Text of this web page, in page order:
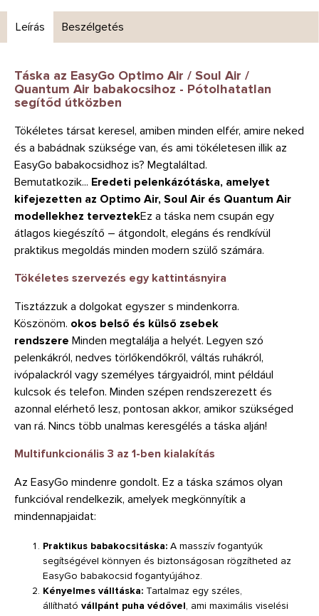
Leírás Beszélgetés
Táska az EasyGo Optimo Air / Soul Air /
Quantum Air babakocsihoz - Pótolhatatlan
segítőd útközben
Tökéletes társat keresel, amiben minden elfér, amire neked
és a babádnak szüksége van, és ami tökéletesen illik az
EasyGo babakocsidhoz is? Megtaláltad.
Bemutatkozik... Eredeti pelenkázótáska, amelyet
kifejezetten az Optimo Air, Soul Air és Quantum Air
modellekhez terveztekEz a táska nem csupán egy
átlagos kiegészítő – átgondolt, elegáns és rendkívül
praktikus megoldás minden modern szülő számára.
Tökéletes szervezés egy kattintásnyira
Tisztázzuk a dolgokat egyszer s mindenkorra.
Köszönöm. okos belső és külső zsebek
rendszere Minden megtalálja a helyét. Legyen szó
pelenkákról, nedves törlőkendőkről, váltás ruhákról,
ivópalackról vagy személyes tárgyaidról, mint például
kulcsok és telefon. Minden szépen rendszerezett és
azonnal elérhető lesz, pontosan akkor, amikor szükséged
van rá. Nincs több unalmas keresgélés a táska alján!
Multifunkcionális 3 az 1-ben kialakítás
Az EasyGo mindenre gondolt. Ez a táska számos olyan
funkcióval rendelkezik, amelyek megkönnyítik a
mindennapjaidat:
Praktikus babakocsitáska: A masszív fogantyúk
segítségével könnyen és biztonságosan rögzítheted az
EasyGo babakocsid fogantyújához.
Kényelmes válltáska: Tartalmaz egy széles,
állítható vállpánt puha védővel, ami maximális viselési